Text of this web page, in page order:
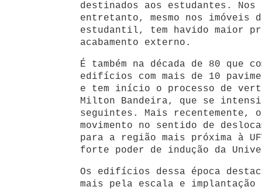
destinados aos estudantes.
entretanto, mesmo nos imóveis
estudantil, tem havido maior
acabamento externo.
É também na década de 80 que
edifícios com mais de 10
e tem início o processo de
Milton Bandeira, que se
seguintes. Mais recentemente,
movimento no sentido de
para a região mais próxima à
forte poder de indução da
Os edifícios dessa época
mais pela escala e implantação